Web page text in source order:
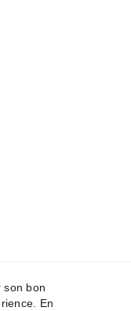
réservés.
son bon
En